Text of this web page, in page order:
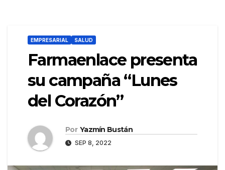
EMPRESARIAL SALUD
Farmaenlace presenta
su campaña “Lunes
del Corazón”
Por Yazmín Bustán
SEP 8, 2022